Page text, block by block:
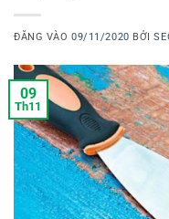
ĐĂNG VÀO09/11/2020 BỞI
09
Th11